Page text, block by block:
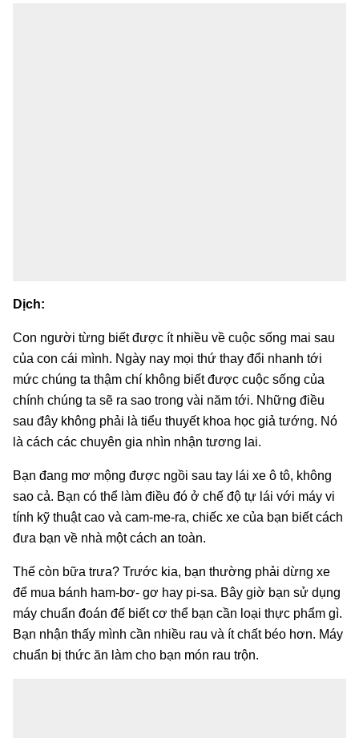
Dịch:
Con người từng biết được ít nhiều về cuộc sống mai sau
của con cái mình. Ngày nay mọi thứ thay đổi nhanh tới
mức chúng ta thậm chí không biết được cuộc sống của
chính chúng ta sẽ ra sao trong vài năm tới. Những điều
sau đây không phải là tiểu thuyết khoa học giả tướng. Nó
là cách các chuyên gia nhìn nhận tương lai.
Bạn đang mơ mộng được ngồi sau tay lái xe ô tô, không
sao cả. Bạn có thể làm điều đó ở chế độ tự lái với máy vi
tính kỹ thuật cao và cam-me-ra, chiếc xe của bạn biết cách
đưa bạn về nhà một cách an toàn.
Thế còn bữa trưa? Trước kia, bạn thường phải dừng xe
để mua bánh ham-bơ- gơ hay pi-sa. Bây giờ bạn sử dụng
máy chuẩn đoán đế biết cơ thể bạn cần loại thực phẩm gì.
Bạn nhận thấy mình cần nhiều rau và ít chất béo hơn. Máy
chuẩn bị thức ăn làm cho bạn món rau trộn.